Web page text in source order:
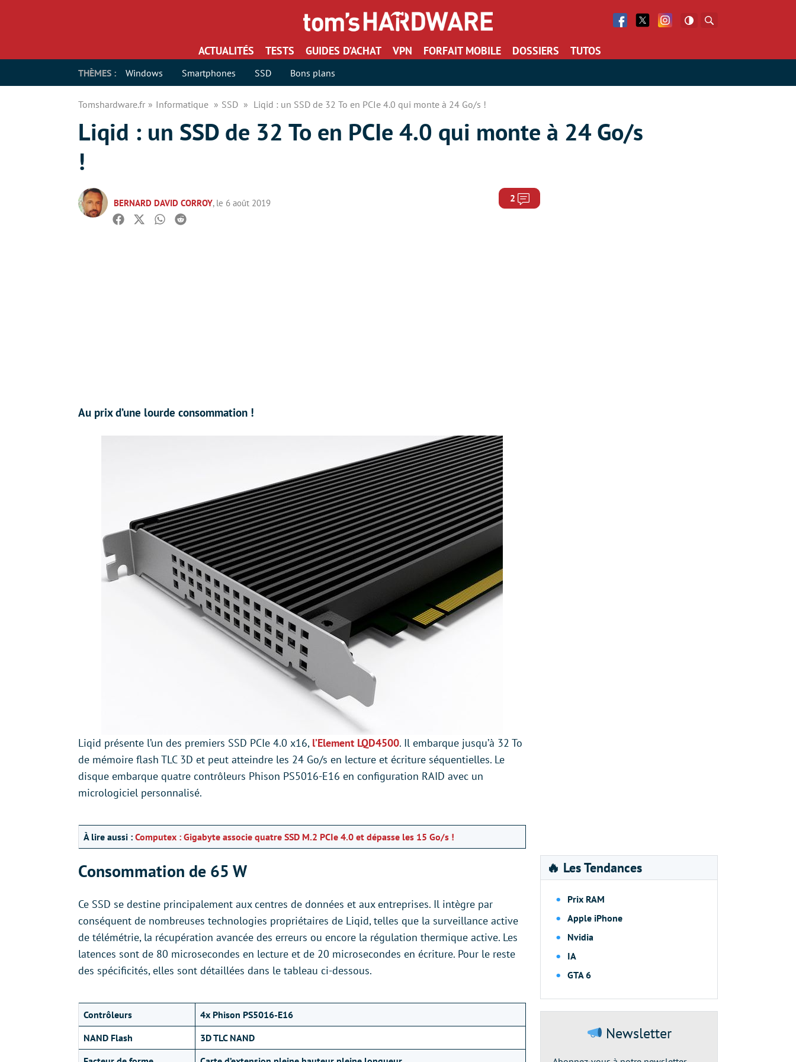
Facebook
Twitter Facebook
ACTUALITÉS TESTS GUIDES D’ACHAT VPN FORFAIT MOBILE DOSSIERS TUTOS
THÈMES : Windows Smartphones SSD Bons plans
Tomshardware.fr Informatique SSD Liqid : un SSD de 32 To en PCIe 4.0 qui monte à 24 Go/s !
Liqid : un SSD de 32 To en PCIe 4.0 qui monte à 24 Go/s
!
BERNARD DAVID CORROY, le 6 août 2019 2 Commentaires
Facebook
TwitterWhatsapp
Reddit
Au prix d’une lourde consommation !
Liqid présente l’un des premiers SSD PCIe 4.0 x16, l’Element LQD4500. Il embarque jusqu’à 32 To
de mémoire flash TLC 3D et peut atteindre les 24 Go/s en lecture et écriture séquentielles. Le
disque embarque quatre contrôleurs Phison PS5016-E16 en configuration RAID avec un
micrologiciel personnalisé.
À lire aussi : Computex : Gigabyte associe quatre SSD M.2 PCIe 4.0 et dépasse les 15 Go/s !
Consommation de 65 W
Ce SSD se destine principalement aux centres de données et aux entreprises. Il intègre par
conséquent de nombreuses technologies propriétaires de Liqid, telles que la surveillance active
de télémétrie, la récupération avancée des erreurs ou encore la régulation thermique active. Les
latences sont de 80 microsecondes en lecture et de 20 microsecondes en écriture. Pour le reste
des spécificités, elles sont détaillées dans le tableau ci-dessous.
Contrôleurs
4x Phison PS5016-E16
NAND Flash
3D TLC NAND
🔥 Les Tendances
Prix RAM
Apple iPhone
Nvidia
IA
GTA 6
Newsletter